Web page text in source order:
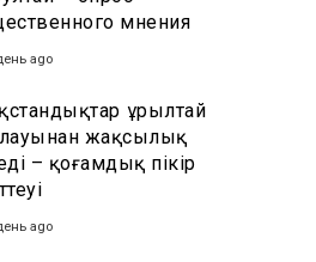
мнения
ago
Құрылтай
жақсылық
– қоғамдық пікір
ago